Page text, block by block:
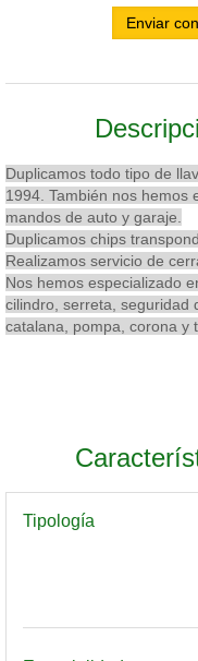
Enviar
Duplicamos todo tipo de
1994. También nos hemos
mandos de auto y garaje.
Duplicamos chips
Realizamos servicio de
Nos hemos especializado
cilindro, serreta, seguridad
catalana, pompa, corona y
Tipología